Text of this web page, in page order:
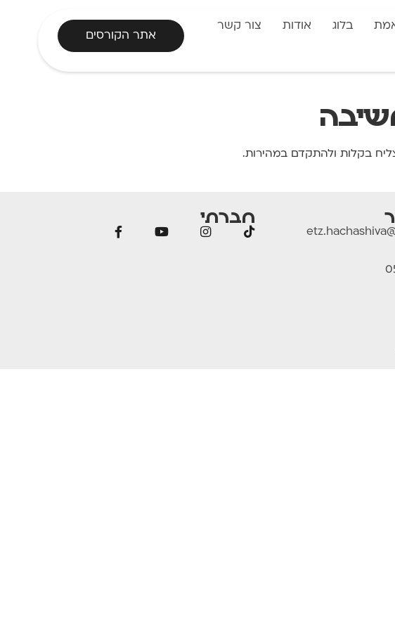
בלוג אודות
צור קשר
אתר הקורסים
בקלות ולהתקדם במהירות.
חברתי